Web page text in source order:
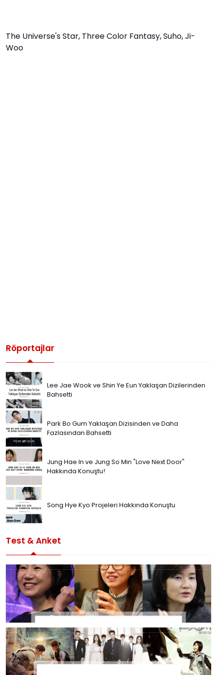
The Universe's Star, Three Color Fantasy,Suho,Ji-
Woo
Röportajlar
Lee Jae Wook ve Shin Ye Eun Yaklaşan Dizilerinden
Bahsetti
Park Bo Gum Yaklaşan Dizisinden ve Daha
Fazlasından Bahsetti
Jung Hae In ve Jung So Min "Love Next Door"
Hakkında Konuştu!
Song Hye Kyo Projeleri Hakkında Konuştu
Test & Anket